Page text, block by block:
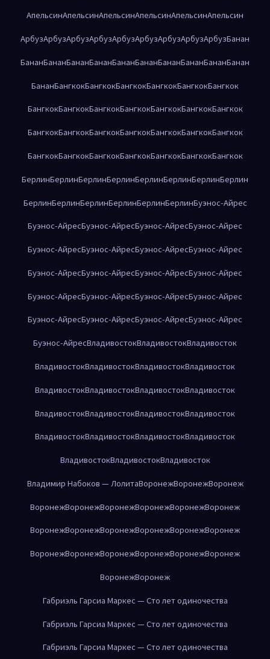
АпельсинАпельсинАпельсинАпельсинАпельсинАпельсин
АрбузАрбузАрбузАрбузАрбузАрбузАрбузАрбузАрбузБанан
БананБананБананБананБананБананБананБананБананБанан
БананБангкокБангкокБангкокБангкокБангкокБангкок
БангкокБангкокБангкокБангкокБангкокБангкокБангкок
БангкокБангкокБангкокБангкокБангкокБангкокБангкок
БангкокБангкокБангкокБангкокБангкокБангкокБангкок
БерлинБерлинБерлинБерлинБерлинБерлинБерлинБерлин
БерлинБерлинБерлинБерлинБерлинБерлинБуэнос-Айрес
Буэнос-АйресБуэнос-АйресБуэнос-АйресБуэнос-Айрес
Буэнос-АйресБуэнос-АйресБуэнос-АйресБуэнос-Айрес
Буэнос-АйресБуэнос-АйресБуэнос-АйресБуэнос-Айрес
Буэнос-АйресБуэнос-АйресБуэнос-АйресБуэнос-Айрес
Буэнос-АйресБуэнос-АйресБуэнос-АйресБуэнос-Айрес
Буэнос-АйресВладивостокВладивостокВладивосток
ВладивостокВладивостокВладивостокВладивосток
ВладивостокВладивостокВладивостокВладивосток
ВладивостокВладивостокВладивостокВладивосток
ВладивостокВладивостокВладивостокВладивосток
ВладивостокВладивостокВладивосток
Владимир Набоков — ЛолитаВоронежВоронежВоронеж
ВоронежВоронежВоронежВоронежВоронежВоронеж
ВоронежВоронежВоронежВоронежВоронежВоронеж
ВоронежВоронежВоронежВоронежВоронежВоронеж
ВоронежВоронеж
Габриэль Гарсиа Маркес — Сто лет одиночества
Габриэль Гарсиа Маркес — Сто лет одиночества
Габриэль Гарсиа Маркес — Сто лет одиночества